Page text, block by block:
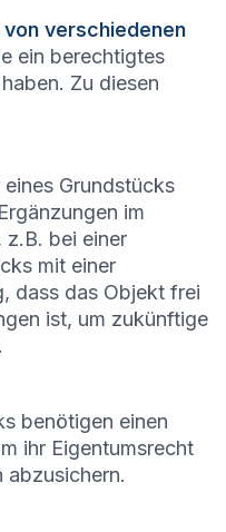
von verschiedenen
ein berechtigtes
Zu diesen
Grundstücks
im
z.B. bei einer
mit einer
dass das Objekt frei
ist, um zukünftige
benötigen einen
ihr Eigentumsrecht
abzusichern.